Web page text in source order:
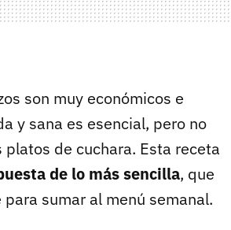
son muy económicos e
y sana es esencial, pero no
de cuchara. Esta receta
de lo más sencilla, que
sumar al menú semanal.